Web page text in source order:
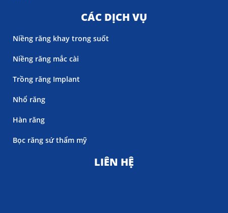
CÁC DỊCH VỤ
Niềng răng khay trong suốt
Niềng răng mắc cài
Trồng răng Implant
Nhổ răng
Hàn răng
Bọc răng sứ thẩm mỹ
LIÊN HỆ